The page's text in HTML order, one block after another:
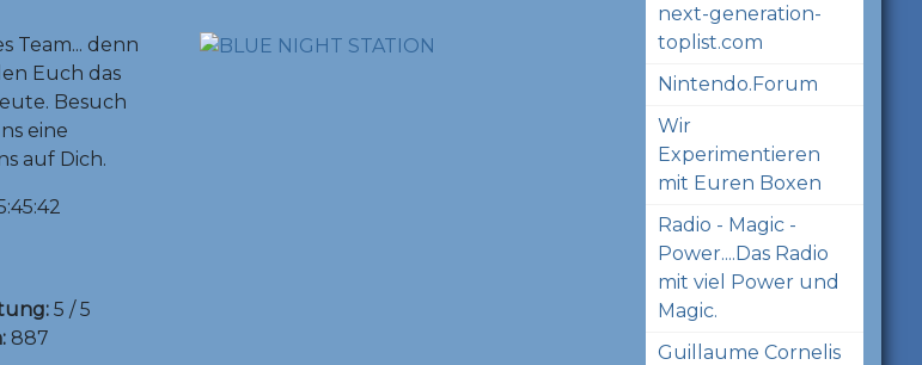
Team... denn
Euch das
Besuch
eine
auf Dich.
5 / 5
887
next-generation-
toplist.com
Nintendo.Forum
Wir
Experimentieren
mit Euren Boxen
Radio - Magic -
Power....Das Radio
mit viel Power und
Magic.
Guillaume Cornelis